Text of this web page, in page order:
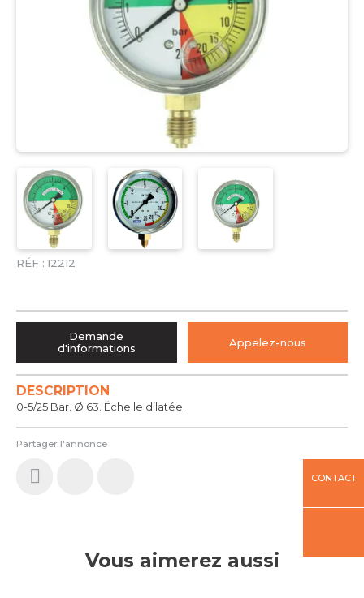
RÉF : 12212
Partager l'annonce
DESCRIPTION
0-5/25 Bar. Ø 63. Échelle dilatée.
Demande
d'informations
Appelez-nous
Vous aimerez aussi
CONTACT